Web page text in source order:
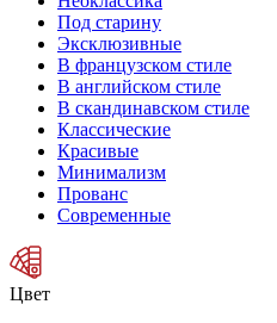
Под старину
Эксклюзивные
В французском стиле
В английском стиле
В скандинавском стиле
Классические
Красивые
Минимализм
Прованс
Современные
Цвет